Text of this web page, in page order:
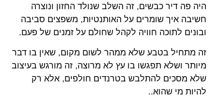
היה פה דיר כבשים, זה השלב שנולד החזון ונוצרה
חשיבה איך שומרים על האותנטיות, משפצים סביבה
ובונים לתוכה חוויה לקהל שחולם על זמנים של פעם.
זה מתחיל בטבע שלא ממהר לשום מקום, שאין בו דבר
מיותר ושלא תפגשו בו עץ לא מרוצה, זה מורגש בעיצוב
שלא מסכים להתלבש בטרנדים חולפים, אלא רק
להיות מי שהוא..